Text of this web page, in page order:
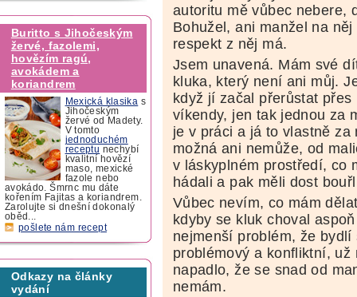
Buritto s Jihočeským
žervé, fazolemi,
hovězím ragú,
avokádem a
koriandrem
Mexická klasika s
Jihočeským
žervé od Madety.
V tomto
jednoduchém
receptu nechybí
kvalitní hovězí
maso, mexické
fazole nebo
avokádo. Šmrnc mu dáte
kořením Fajitas a koriandrem.
Zarolujte si dnešní dokonalý
oběd...
pošlete nám recept
Odkazy na články
vydání
autoritu mě vůbec nebere,
Bohužel, ani manžel na
respekt z něj má.
Jsem unavená. Mám své
kluka, který není ani můj.
když jí začal přerůstat
víkendy, jen tak jednou za
je v práci a já to vlastně
možná ani nemůže, od
v láskyplném prostředí, co
hádali a pak měli dost
Vůbec nevím, co mám
kdyby se kluk choval
nejmenší problém, že
problémový a konfliktní,
napadlo, že se snad od
nemám.